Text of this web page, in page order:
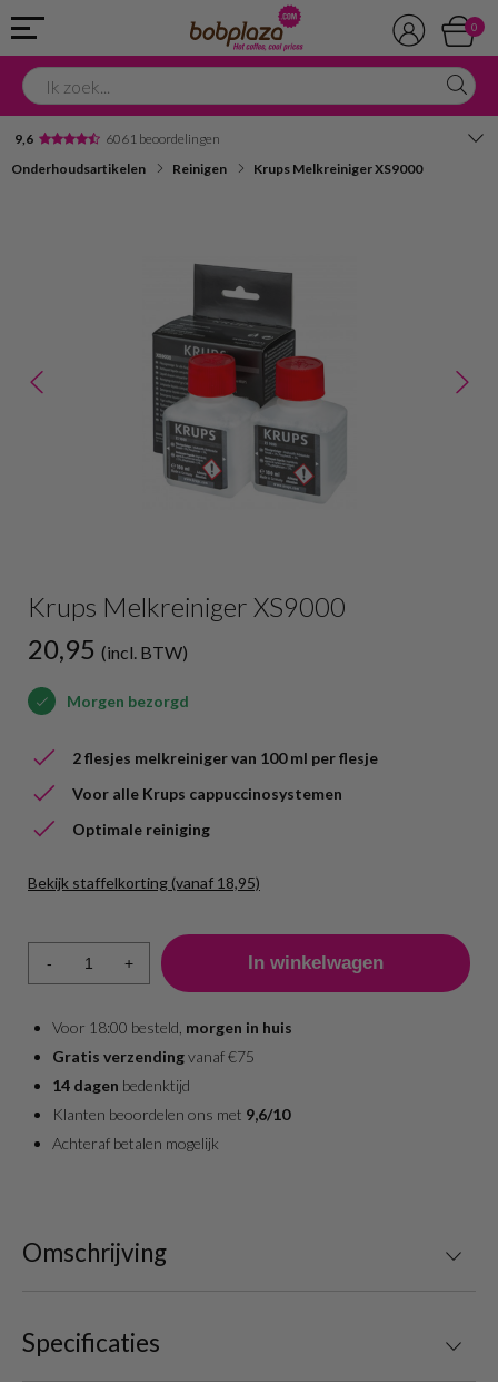
0
9,6 6061 beoordelingen
Onderhoudsartikelen Reinigen Krups Melkreiniger XS9000
Krups Melkreiniger XS9000
20,95 (incl. BTW)
Morgen bezorgd
2 flesjes melkreiniger van 100 ml per flesje
Voor alle Krups cappuccinosystemen
Optimale reiniging
Bekijk staffelkorting (vanaf 18,95)
1 - 4
5 - 9
19,95
18,95
- +
Voor 18:00 besteld, morgen in huis
Gratis verzendingvanaf €75
14 dagen bedenktijd
Klanten beoordelen ons met 9,6/10
Achteraf betalen mogelijk
Omschrijving
Specificaties